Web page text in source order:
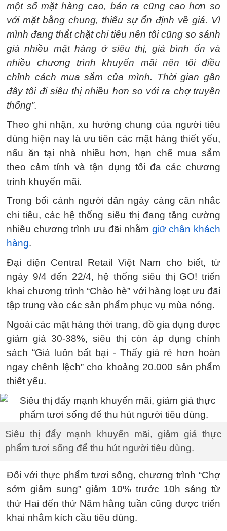
một số mặt hàng cao, bán ra cũng cao hơn so
với mặt bằng chung, thiếu sự ổn định về giá. Vì
mình đang thắt chặt chi tiêu nên tôi cũng so sánh
giá nhiều mặt hàng ở siêu thị, giá bình ổn và
nhiều chương trình khuyến mãi nên tôi điều
chỉnh cách mua sắm của mình. Thời gian gần
đây tôi đi siêu thị nhiều hơn so với ra chợ truyền
thống”.
Theo ghi nhận, xu hướng chung của người tiêu
dùng hiện nay là ưu tiên các mặt hàng thiết yếu,
nấu ăn tại nhà nhiều hơn, hạn chế mua sắm
theo cảm tính và tận dụng tối đa các chương
trình khuyến mãi.
Trong bối cảnh người dân ngày càng cân nhắc
chi tiêu, các hệ thống siêu thị đang tăng cường
nhiều chương trình ưu đãi nhằm giữ chân khách
hàng.
Đại diện Central Retail Việt Nam cho biết, từ
ngày 9/4 đến 22/4, hệ thống siêu thị GO! triển
khai chương trình “Chào hè” với hàng loạt ưu đãi
tập trung vào các sản phẩm phục vụ mùa nóng.
Ngoài các mặt hàng thời trang, đồ gia dụng được
giảm giá 30-38%, siêu thị còn áp dụng chính
sách “Giá luôn bất bại - Thấy giá rẻ hơn hoàn
ngay chênh lệch” cho khoảng 20.000 sản phẩm
thiết yếu.
Siêu thị đẩy mạnh khuyến mãi, giảm giá thực
phẩm tươi sống để thu hút người tiêu dùng.
Đối với thực phẩm tươi sống, chương trình “Chợ
sớm giảm sung” giảm 10% trước 10h sáng từ
thứ Hai đến thứ Năm hằng tuần cũng được triển
khai nhằm kích cầu tiêu dùng.